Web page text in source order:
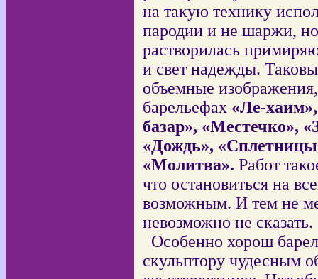
на такую технику
пародии и не шаржи,
растворилась
и свет надежды.
объемные
барельефах «Ле-
базар», «Местечко»,
«Дождь»,
«Молитва». Работ
что остановиться на
возможным. И тем не
невозможно не сказать.
Особенно хорош
скульптору чудесным